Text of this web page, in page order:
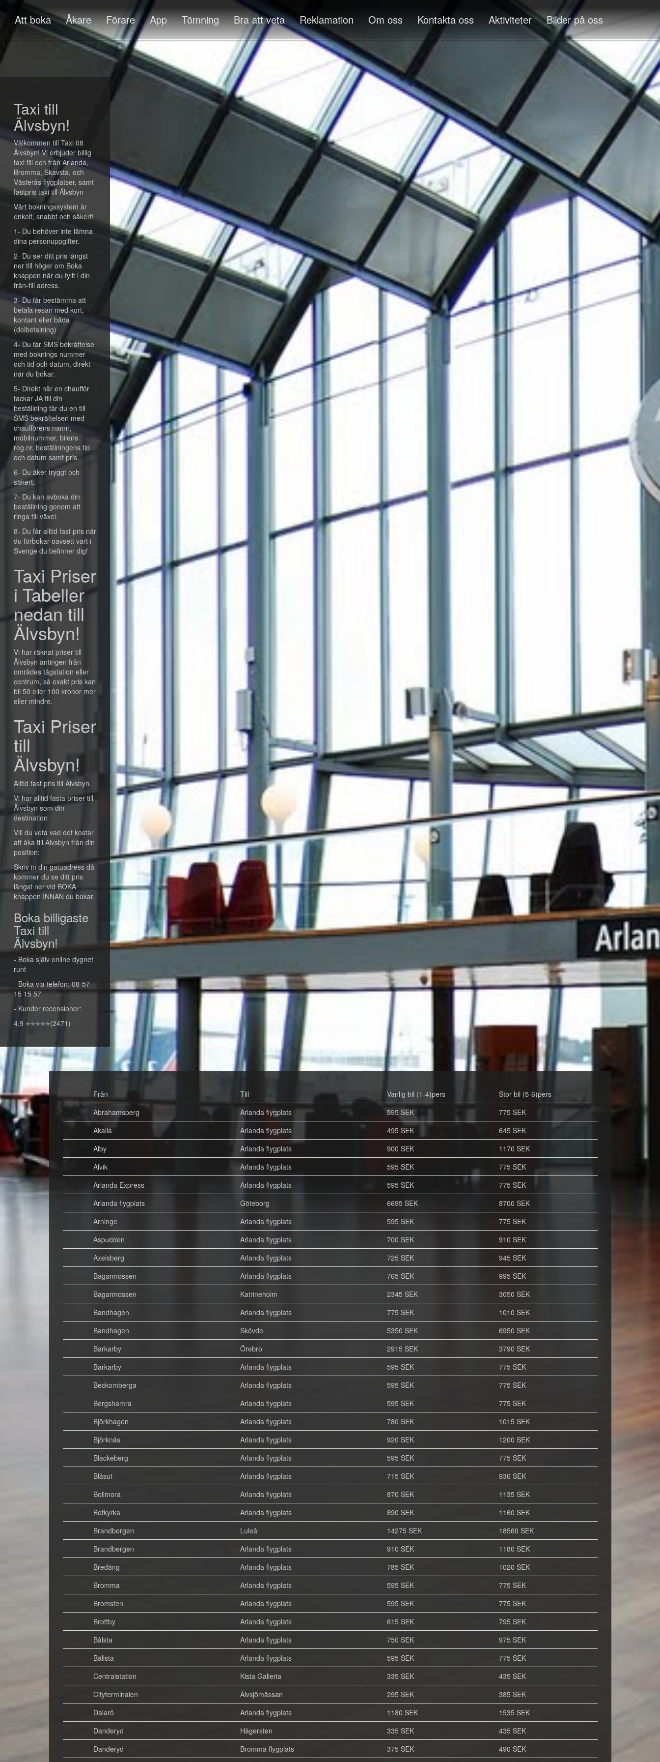
Att boka Åkare Förare App Tömning Bra att veta Reklamation Om oss Kontakta oss Aktiviteter Bilder på oss
Taxi till
Älvsbyn!
Välkommen till Taxi 08
Älvsbyn! Vi erbjuder billig
taxi till och från Arlanda,
Bromma, Skavsta, och
Västerås flygplatser, samt
fastpris taxi till Älvsbyn
Vårt bokningssystem är
enkelt, snabbt och säkert!
1- Du behöver inte lämna
dina personuppgifter.
2- Du ser ditt pris längst
ner till höger om Boka
knappen när du fyllt i din
från-till adress.
3- Du får bestämma att
betala resan med kort,
kontant eller båda
(delbetalning)
4- Du får SMS bekräftelse
med boknings nummer
och tid och datum, direkt
när du bokar.
5- Direkt när en chaufför
tackar JA till din
beställning får du en till
SMS bekräftelsen med
chaufförens namn,
mobilnummer, bilens
reg.nr, beställningens tid
och datum samt pris.
6- Du åker tryggt och
säkert.
7- Du kan avboka din
beställning genom att
ringa till växel.
8- Du får alltid fast pris när
du förbokar oavsett vart i
Sverige du befinner dig!
Taxi Priser
i Tabeller
nedan till
Älvsbyn!
Vi har räknat priser till
Älvsbyn antingen från
områdes tågstation eller
centrum, så exakt pris kan
bli 50 eller 100 kronor mer
eller mindre.
Taxi Priser
till
Älvsbyn!
Alltid fast pris till Älvsbyn.
Vi har alltid fasta priser till
Älvsbyn som din
destination
Vill du veta vad det kostar
att åka till Älvsbyn från din
position:
Skriv in din gatuadress då
kommer du se ditt pris
längst ner vid BOKA
knappen INNAN du bokar.
Boka billigaste
Taxi till
Älvsbyn!
- Boka själv online dygnet
runt
- Boka via telefon: 08-57
15 15 57
- Kunder recensioner:
4,9 ⭐⭐⭐⭐⭐(2471)
Från Till Vanlig bil (1-4)pers
Stor bil (5-6)pers
Abrahamsberg
Arlanda flygplats 595 SEK
775 SEK
Akalla
Arlanda flygplats 495 SEK
645 SEK
Alby
Arlanda flygplats 900 SEK
1170 SEK
Alvik
Arlanda flygplats 595 SEK
775 SEK
Arlanda Express
Arlanda flygplats 595 SEK
775 SEK
Arlanda flygplats
Göteborg 6695 SEK
8700 SEK
Arninge
Arlanda flygplats 595 SEK
775 SEK
Aspudden
Arlanda flygplats 700 SEK
910 SEK
Axelsberg
Arlanda flygplats 725 SEK
945 SEK
Bagarmossen
Arlanda flygplats 765 SEK
995 SEK
Bagarmossen
Katrineholm 2345 SEK
3050 SEK
Bandhagen
Arlanda flygplats 775 SEK
1010 SEK
Bandhagen
Skövde 5350 SEK
6950 SEK
Barkarby
Örebro 2915 SEK
3790 SEK
Barkarby
Arlanda flygplats 595 SEK
775 SEK
Beckomberga
Arlanda flygplats 595 SEK
775 SEK
Bergshamra
Arlanda flygplats 595 SEK
775 SEK
Björkhagen
Arlanda flygplats 780 SEK
1015 SEK
Björknäs
Arlanda flygplats 920 SEK
1200 SEK
Blackeberg
Arlanda flygplats 595 SEK
775 SEK
Blåsut
Arlanda flygplats 715 SEK
930 SEK
Bollmora
Arlanda flygplats 870 SEK
1135 SEK
Botkyrka
Arlanda flygplats 890 SEK
1160 SEK
Brandbergen
Luleå 14275 SEK
18560 SEK
Brandbergen
Arlanda flygplats 910 SEK
1180 SEK
Bredäng
Arlanda flygplats 785 SEK
1020 SEK
Bromma
Arlanda flygplats 595 SEK
775 SEK
Bromsten
Arlanda flygplats 595 SEK
775 SEK
Brottby
Arlanda flygplats 615 SEK
795 SEK
Bålsta
Arlanda flygplats 750 SEK
975 SEK
Bällsta
Arlanda flygplats 595 SEK
775 SEK
Centralstation
Kista Galleria 335 SEK
435 SEK
Cityterminalen
Älvsjömässan 295 SEK
385 SEK
Dalarö
Arlanda flygplats 1180 SEK
1535 SEK
Danderyd
Hägersten 335 SEK
435 SEK
Danderyd
Bromma flygplats 375 SEK 490 SEK